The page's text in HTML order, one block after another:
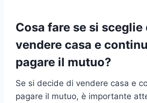
Cosa fare se si sceglie
vendere casa e
pagare il mutuo?
Se si decide di vendere casa e
pagare il mutuo, è importante